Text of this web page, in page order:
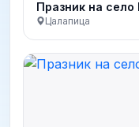
Празник на село
Цалапица